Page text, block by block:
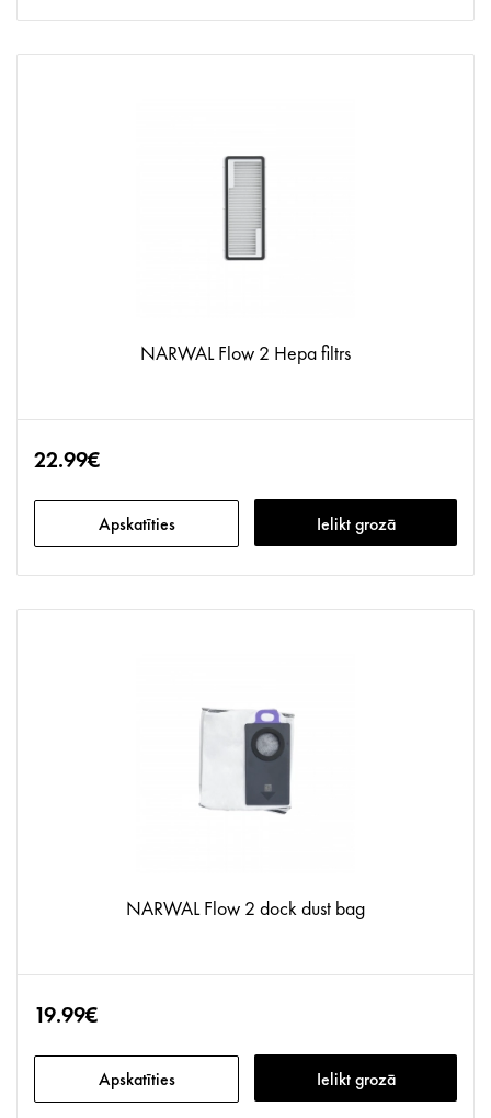
NARWAL Flow 2 Hepa filtrs
22.99€
Apskatīties Ielikt grozā
NARWAL Flow 2 dock dust bag
19.99€
Apskatīties Ielikt grozā